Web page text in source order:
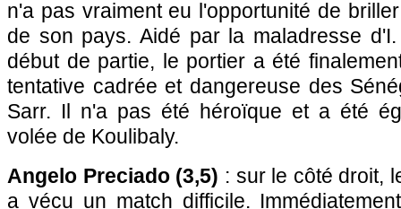
n'a pas vraiment eu l'opportunité de
de son pays. Aidé par la maladresse
début de partie, le portier a été
tentative cadrée et dangereuse des
Sarr. Il n'a pas été héroïque et a été
volée de Koulibaly.
Angelo Preciado (3,5) : sur le côté droit,
a vécu un match difficile.